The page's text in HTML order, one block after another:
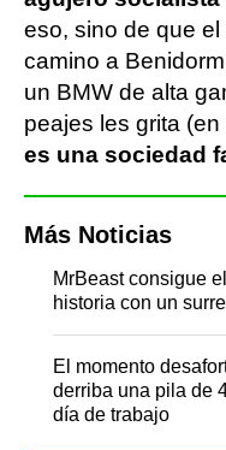
eso, sino de que
camino a
un BMW de alta
peajes les grita
es una sociedad
Más Noticias
MrBeast consigue
historia con un
El momento
derriba una pila de
día de trabajo